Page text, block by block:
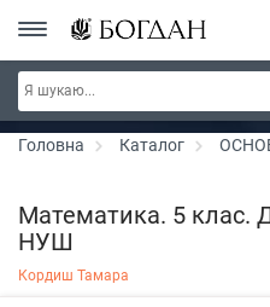
Серія "Чейзіана" ~ знижка
Головна Каталог
Математика. 5 клас.
НУШ
Кордиш Тамара